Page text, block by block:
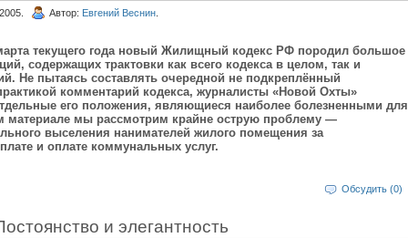
Автор: Евгений Веснин
текущего года новый Жилищный кодекс РФ породил большое
содержащих трактовки как всего кодекса в целом, так и
Не пытаясь составлять очередной не подкреплённый
комментарий кодекса, журналисты «Новой Охты»
его положения, являющиеся наиболее болезненными для
материале мы рассмотрим крайне острую проблему —
выселения нанимателей жилого помещения за
и оплате коммунальных услуг.
Обсудить (0)
и элегантность